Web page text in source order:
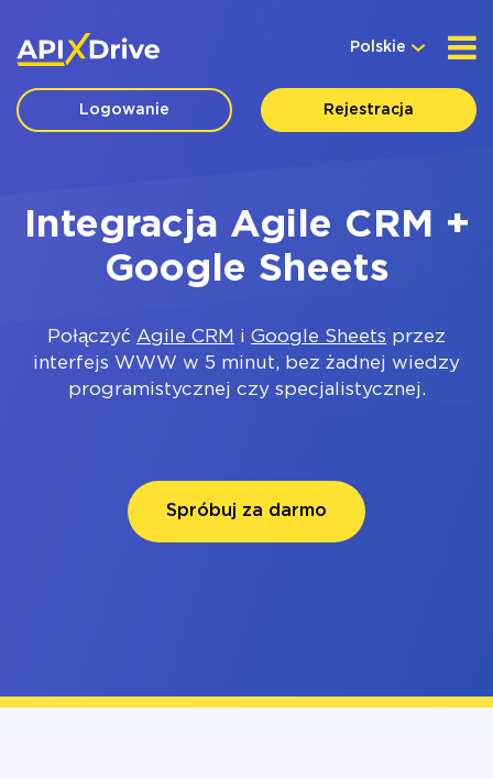
Polskie
Logowanie Rejestracja
Integracja Agile CRM +
Google Sheets
Połączyć Agile CRM i Google Sheets przez
interfejs WWW w 5 minut, bez żadnej wiedzy
programistycznej czy specjalistycznej.
Spróbuj za darmo